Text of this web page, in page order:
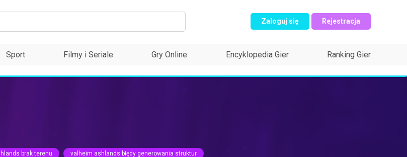
Zaloguj się Rejestracja
Sport Filmy i Seriale Gry Online Encyklopedia Gier Ranking Gier
brak terenu valheim ashlands błędy generowania struktur